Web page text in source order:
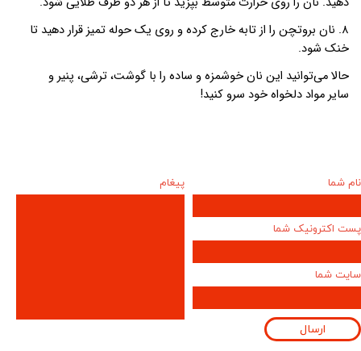
۸. نان بروتچن را از تابه خارج کرده و روی یک حوله تمیز قرار دهید تا
خنک شود.
حالا می‌توانید این نان خوشمزه و ساده را با گوشت، ترشی، پنیر و
سایر مواد دلخواه خود سرو کنید!
نام شما
پست اکترونیک شما
سایت شما
پیغام
ارسال